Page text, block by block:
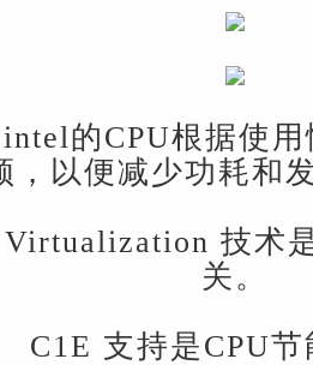
的CPU根据使
，以便减少功耗和
技术
关。
C1E 支持是CPU